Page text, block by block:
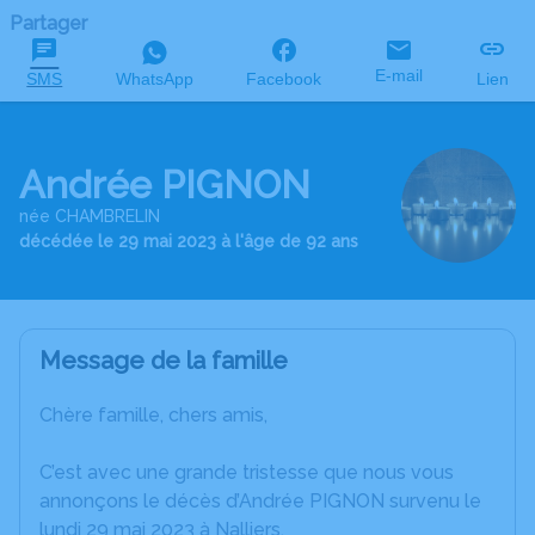
Partager
SMS WhatsApp Facebook E-mail Lien
Andrée PIGNON
née CHAMBRELIN
décédée le 29 mai 2023 à l'âge de 92 ans
Message de la famille
Chère famille, chers amis,
C’est avec une grande tristesse que nous vous
annonçons le décès d’Andrée PIGNON survenu le
lundi 29 mai 2023 à Nalliers.